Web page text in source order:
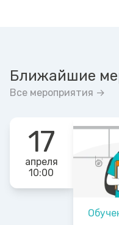
Ближайшие
Все мероприятия →
17
апреля
10:00